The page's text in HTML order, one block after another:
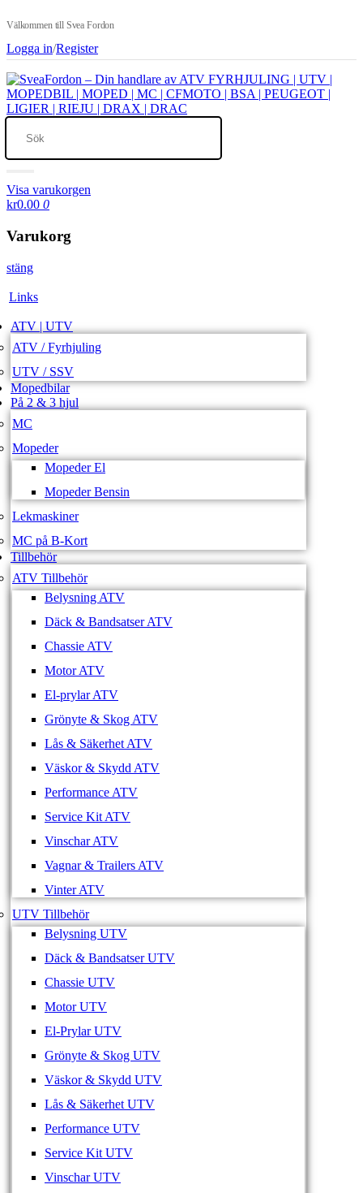
Välkommen till Svea Fordon
Logga in/Register
Visa varukorgen
kr0.00 0
Varukorg
stäng
Links
ATV | UTV
ATV / Fyrhjuling
UTV / SSV
Mopedbilar
På 2 & 3 hjul
MC
Mopeder
Mopeder El
Mopeder Bensin
Lekmaskiner
MC på B-Kort
Tillbehör
ATV Tillbehör
Belysning ATV
Däck & Bandsatser ATV
Chassie ATV
Motor ATV
El-prylar ATV
Grönyte & Skog ATV
Lås & Säkerhet ATV
Väskor & Skydd ATV
Performance ATV
Service Kit ATV
Vinschar ATV
Vagnar & Trailers ATV
Vinter ATV
UTV Tillbehör
Belysning UTV
Däck & Bandsatser UTV
Chassie UTV
Motor UTV
El-Prylar UTV
Grönyte & Skog UTV
Väskor & Skydd UTV
Lås & Säkerhet UTV
Performance UTV
Service Kit UTV
Vinschar UTV